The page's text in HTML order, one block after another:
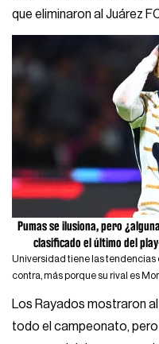
que eliminaron al Juárez
Pumas se ilusiona, pero
clasificado el último del
Universidad tiene las tendencias
contra, más porque su rival es
Los Rayados mostraron
todo el campeonato,